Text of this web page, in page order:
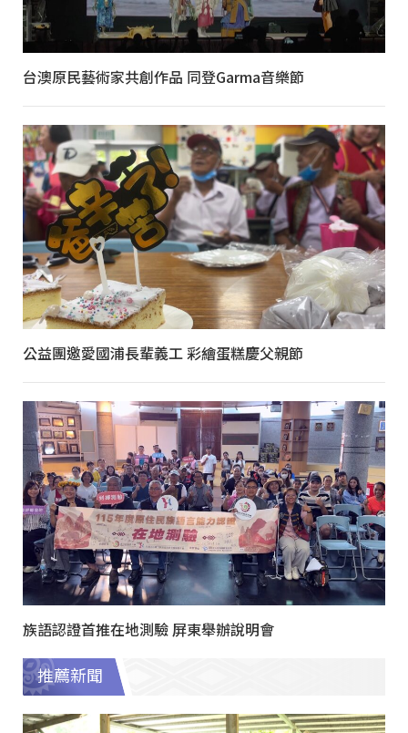
台澳原民藝術家共創作品 同登Garma音樂節
公益團邀愛國浦長輩義工 彩繪蛋糕慶父親節
族語認證首推在地測驗 屏東舉辦說明會
推薦新聞